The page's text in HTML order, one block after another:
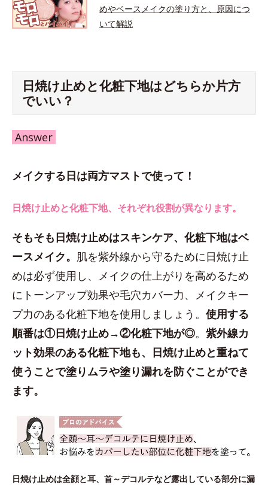
めやベースメイクの塗り方と、原因につ
いて解説
日焼け止めと化粧下地はどちらか片方
でいい？
Answer
メイクする日は両方マストで使って！
日焼け止めと化粧下地、それぞれ役割が異なります。
そもそも日焼け止めはスキンケア、化粧下地はベ
ースメイク。 肌を紫外線から守るために日焼け止
めは必ず使用し、メイクの仕上がりを高めるため
にトーンアップ効果や毛穴カバー力、メイクキー
プ力のある化粧下地を使用しましょう。 使用する
順番は①日焼け止め→②化粧下地が◎。 紫外線カ
ット効果のある化粧下地も、日焼け止めと重ねて
使うことで塗りムラや塗り漏れを防ぐことができ
ます。
日焼け止めは全顔と耳、首～デコルテなど露出している部分に漏